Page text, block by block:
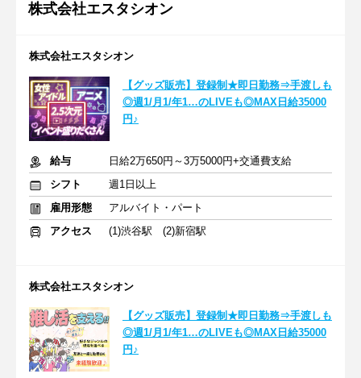
株式会社エスタシオン
株式会社エスタシオン
【グッズ販売】登録制★即日勤務⇒手渡しも
◎週1/月1/年1…のLIVEも◎MAX日給35000
円♪
給与
日給2万650円～3万5000円+交通費支給
シフト
週1日以上
雇用形態
アルバイト・パート
アクセス
(1)渋谷駅 (2)新宿駅
株式会社エスタシオン
【グッズ販売】登録制★即日勤務⇒手渡しも
◎週1/月1/年1…のLIVEも◎MAX日給35000
円♪